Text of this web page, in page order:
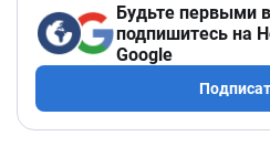
Будьте первыми
подпишитесь на
Google